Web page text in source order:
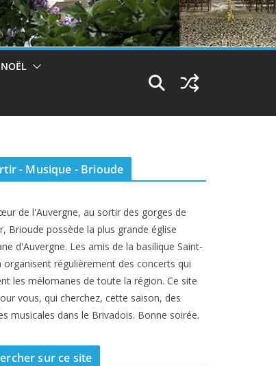
- Musique - Brioude
de l'Auvergne, au sortir des gorges de
Brioude possède la plus grande église
d'Auvergne. Les amis de la basilique Saint-
organisent régulièrement des concerts qui
les mélomanes de toute la région. Ce site
vous, qui cherchez, cette saison, des
musicales dans le Brivadois. Bonne soirée.
sur ce site